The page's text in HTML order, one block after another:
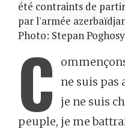
été contraints de
par l'armée
Photo: Stepan
C
ne suis pas
je ne suis
peuple, je me